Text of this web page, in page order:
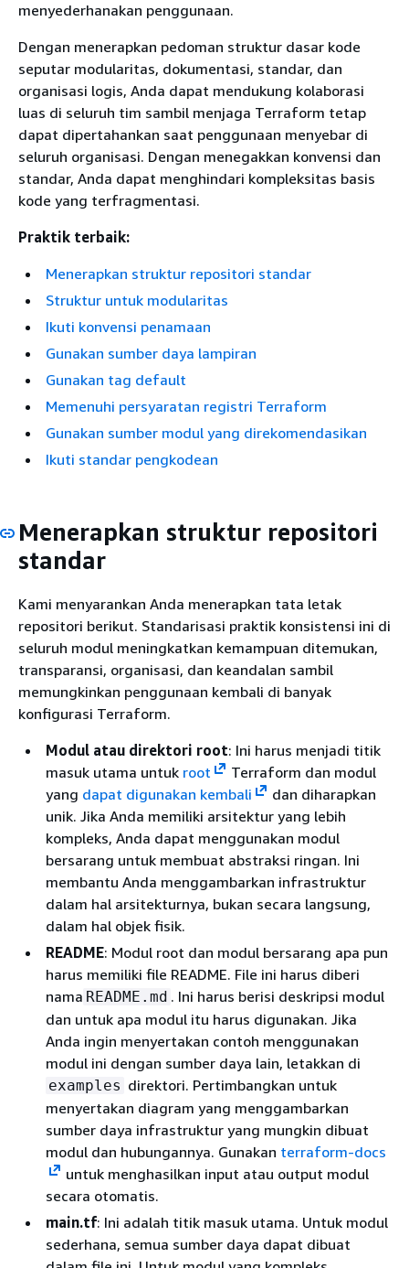
menyederhanakan penggunaan.
Dengan menerapkan pedoman struktur dasar kode
seputar modularitas, dokumentasi, standar, dan
organisasi logis, Anda dapat mendukung kolaborasi
luas di seluruh tim sambil menjaga Terraform tetap
dapat dipertahankan saat penggunaan menyebar di
seluruh organisasi. Dengan menegakkan konvensi dan
standar, Anda dapat menghindari kompleksitas basis
kode yang terfragmentasi.
Praktik terbaik:
Menerapkan struktur repositori standar
Struktur untuk modularitas
Ikuti konvensi penamaan
Gunakan sumber daya lampiran
Gunakan tag default
Memenuhi persyaratan registri Terraform
Gunakan sumber modul yang direkomendasikan
Ikuti standar pengkodean
Menerapkan struktur repositori
standar
Kami menyarankan Anda menerapkan tata letak
repositori berikut. Standarisasi praktik konsistensi ini di
seluruh modul meningkatkan kemampuan ditemukan,
transparansi, organisasi, dan keandalan sambil
memungkinkan penggunaan kembali di banyak
konfigurasi Terraform.
Modul atau direktori root: Ini harus menjadi titik
masuk utama untuk root
Terraform dan modul
yang dapat digunakan kembali
dan diharapkan
unik. Jika Anda memiliki arsitektur yang lebih
kompleks, Anda dapat menggunakan modul
bersarang untuk membuat abstraksi ringan. Ini
membantu Anda menggambarkan infrastruktur
dalam hal arsitekturnya, bukan secara langsung,
dalam hal objek fisik.
README: Modul root dan modul bersarang apa pun
harus memiliki file README. File ini harus diberi
nama README.md . Ini harus berisi deskripsi modul
dan untuk apa modul itu harus digunakan. Jika
Anda ingin menyertakan contoh menggunakan
modul ini dengan sumber daya lain, letakkan di
examples direktori. Pertimbangkan untuk
menyertakan diagram yang menggambarkan
sumber daya infrastruktur yang mungkin dibuat
modul dan hubungannya. Gunakan terraform-docs
untuk menghasilkan input atau output modul
secara otomatis.
main.tf: Ini adalah titik masuk utama. Untuk modul
sederhana, semua sumber daya dapat dibuat